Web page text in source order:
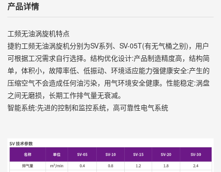
产品详情
工频无油涡旋机特点
捷豹工频无油涡旋机分别为SV系列、SV-05T(有无气桶之别)，用户
可根据工况需求自行选择。结构优化设计:产品制造精度高，结构简
单，体积小，故障率低、低振动、环境适应能力强健康安全:产生的
压缩空气不会造成任何油污染，用气环境安全健康。性能稳定:涡盘
之间无磨损，长期工作排气量无衰减。
智能系统:先进的控制和监控系统，高可靠性电气系统